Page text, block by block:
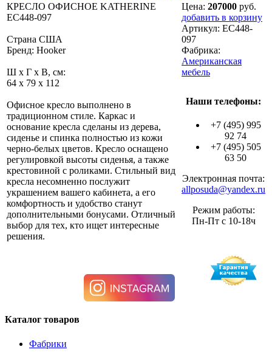
КРЕСЛО ОФИСНОЕ KATHERINE
EC448-097
Страна США
Бренд: Hooker
Ш x Г x В, см:
64 x 79 x 112
Офисное кресло выполнено в
традиционном стиле. Каркас и
основание кресла сделаны из дерева,
сиденье и спинка полностью из кожи
черно-белых цветов. Кресло оснащено
регулировкой высоты сиденья, а также
крестовиной с роликами. Стильный вид
кресла несомненно послужит
украшением вашего кабинета, а его
комфортность и удобство станут
дополнительными бонусами. Отличный
выбор для тех, кто ищет интересные
решения.
Цена: 207000 руб.
добавить в корзину
Артикул: EC448-
097
Фабрика:
Американская
мебель
Наши телефоны:
+7 (495) 995
92 74
+7 (495) 505
63 50
Электронная почта:
allposuda@yandex.ru
Режим работы:
Пн-Пт с 10-18ч
Каталог товаров
Фабрики